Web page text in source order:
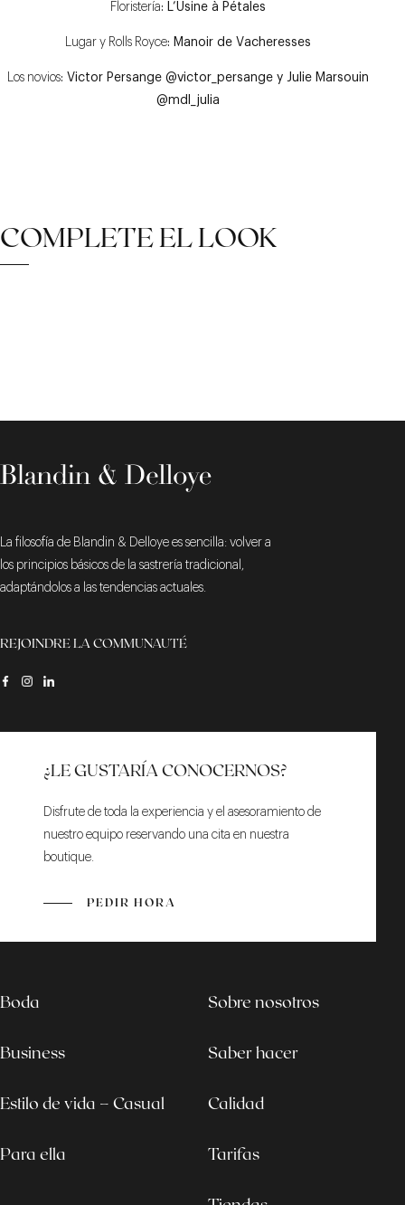
Floristería: L’Usine à Pétales
Lugar y Rolls Royce: Manoir de Vacheresses
Los novios: Victor Persange @victor_persange y Julie Marsouin
@mdl_julia
COMPLETE EL LOOK
La filosofía de Blandin & Delloye es sencilla: volver a
los principios básicos de la sastrería tradicional,
adaptándolos a las tendencias actuales.
REJOINDRE LA COMMUNAUTÉ
¿LE GUSTARÍA CONOCERNOS?
Disfrute de toda la experiencia y el asesoramiento de
nuestro equipo reservando una cita en nuestra
boutique.
PEDIR HORA
Boda
Business
Estilo de vida – Casual
Para ella
Sobre nosotros
Saber hacer
Calidad
Tarifas